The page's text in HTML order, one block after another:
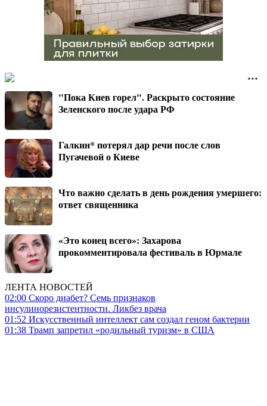
"Пока Киев горел". Раскрыто состояние
Зеленского после удара РФ
Галкин* потерял дар речи после слов
Пугачевой о Киеве
Что важно сделать в день рождения умершего:
ответ священника
«Это конец всего»: Захарова
прокомментировала фестиваль в Юрмале
ЛЕНТА НОВОСТЕЙ
02:00 Скоро диабет? Семь признаков
инсулинорезистентности. Ликбез врача
01:52 Искусственный интеллект сам создал геном бактерии
01:38 Трамп запретил «родильный туризм» в США